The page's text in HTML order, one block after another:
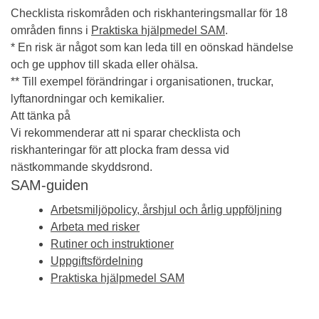
Checklista riskområden och riskhanteringsmallar för 18
områden finns i Praktiska hjälpmedel SAM.
* En risk är något som kan leda till en oönskad händelse
och ge upphov till skada eller ohälsa.
** Till exempel förändringar i organisationen, truckar,
lyftanordningar och kemikalier.
Att tänka på
Vi rekommenderar att ni sparar checklista och
riskhanteringar för att plocka fram dessa vid
nästkommande skyddsrond.
SAM-guiden
Arbetsmiljöpolicy, årshjul och årlig uppföljning
Arbeta med risker
Rutiner och instruktioner
Uppgiftsfördelning
Praktiska hjälpmedel SAM